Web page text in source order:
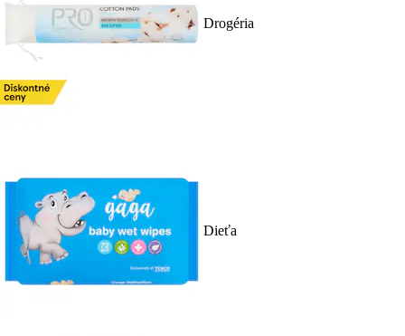
Drogéria
Dieťa